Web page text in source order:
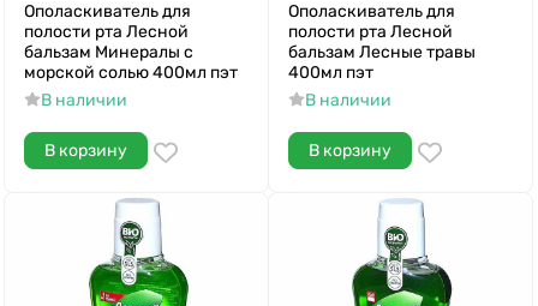
Ополаскиватель для
полости рта Лесной
бальзам Минералы с
морской солью 400мл пэт
В наличии
В корзину
Ополаскиватель для
полости рта Лесной
бальзам Лесные травы
400мл пэт
В наличии
В корзину